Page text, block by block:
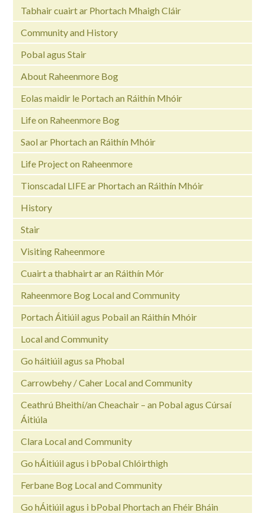
Tabhair cuairt ar Phortach Mhaigh Cláir
Community and History
Pobal agus Stair
About Raheenmore Bog
Eolas maidir le Portach an Ráithín Mhóir
Life on Raheenmore Bog
Saol ar Phortach an Ráithín Mhóir
Life Project on Raheenmore
Tionscadal LIFE ar Phortach an Ráithín Mhóir
History
Stair
Visiting Raheenmore
Cuairt a thabhairt ar an Ráithín Mór
Raheenmore Bog Local and Community
Portach Áitiúil agus Pobail an Ráithín Mhóir
Local and Community
Go háitiúil agus sa Phobal
Carrowbehy / Caher Local and Community
Ceathrú Bheithí/an Cheachair – an Pobal agus Cúrsaí
Áitiúla
Clara Local and Community
Go hÁitiúil agus i bPobal Chlóirthigh
Ferbane Bog Local and Community
Go hÁitiúil agus i bPobal Phortach an Fhéir Bháin